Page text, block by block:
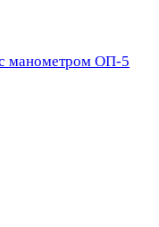
манометром ОП-5